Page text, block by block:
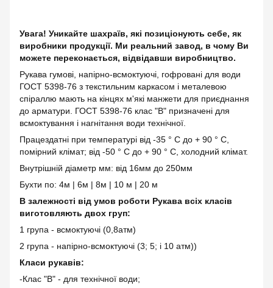
Увага! Уникайте шахраїв, які позиціонують себе, як
виробники продукції. Ми реальний завод, в чому Ви
можете переконається, відвідавши виробництво.
Рукава гумові, напірно-всмоктуючі, гофровані для води
ГОСТ 5398-76 з текстильним каркасом і металевою
спіраллю мають на кінцях м'які манжети для приєднання
до арматури. ГОСТ 5398-76 клас "В" призначені для
всмоктування і нагнітання води технічної.
Працездатні при температурі від -35 ° С до + 90 ° С,
помірний клімат; від -50 ° С до + 90 ° С, холодний клімат.
Внутрішній діаметр мм: від 16мм до 250мм
Бухти по: 4м | 6м | 8м | 10 м | 20 м
В залежності від умов роботи Рукава всіх класів
виготовляють двох груп:
1 група - всмоктуючі (0,8атм)
2 група - напірно-всмоктуючі (3; 5; і 10 атм))
Класи рукавів:
-Клас "В" - для технічної води;